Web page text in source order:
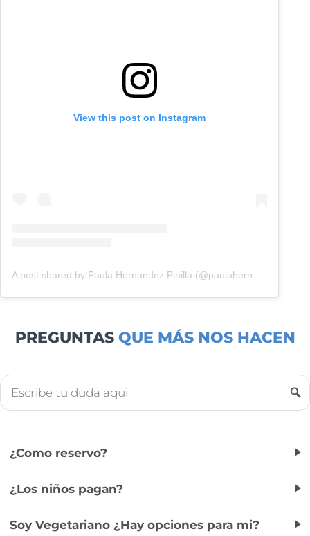
View this post on Instagram
PREGUNTAS QUE MÁS NOS HACEN
¿Como reservo?
¿Los niños pagan?
Soy Vegetariano ¿Hay opciones para mi?